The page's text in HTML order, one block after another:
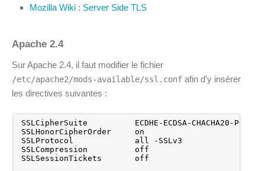
Mozilla Wiki : Server Side TLS
Apache 2.4
Sur Apache 2.4, il faut modifier le fichier
/etc/apache2/mods-available/ssl.conf afin d'y insérer
les directives suivantes :
SSLCipherSuite          ECDHE-ECDSA-CHACHA20-
SSLHonorCipherOrder     on
SSLProtocol             all -SSLv3
SSLCompression          off
SSLSessionTickets       off